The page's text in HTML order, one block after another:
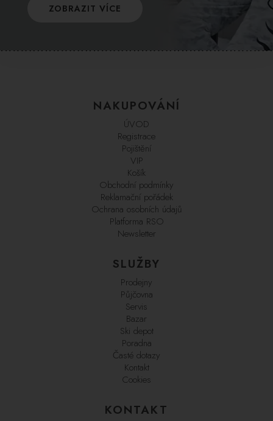
ZOBRAZIT VÍCE
NAKUPOVÁNÍ
ÚVOD
Registrace
Pojištění
VIP
Košík
Obchodní podmínky
Reklamační pořádek
Ochrana osobních údajů
Platforma RSO
Newsletter
SLUŽBY
Prodejny
Půjčovna
Servis
Bazar
Ski depot
Poradna
Časté dotazy
Kontakt
Cookies
KONTAKT